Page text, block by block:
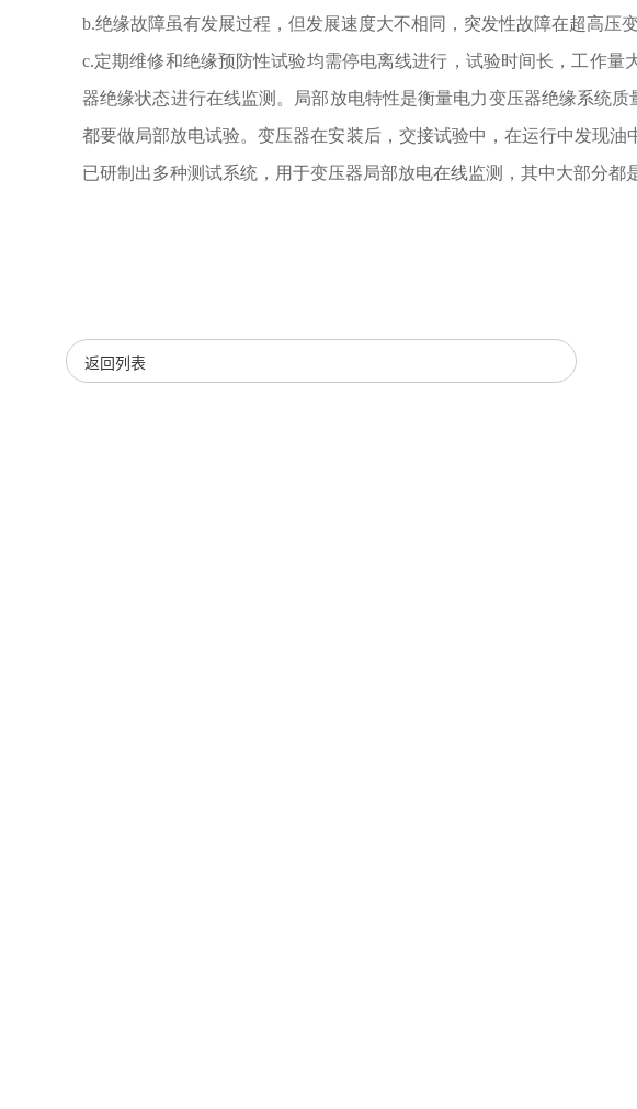
b.绝缘故障虽有发展过程，但发展速度大不相同，突发性故障在超高压
c.定期维修和绝缘预防性试验均需停电离线进行，试验时间长，工作
器绝缘状态进行在线监测。 局部放电特性是衡量电力变压器绝缘系统
都要做局部放电试验。变压器在安装后，交接试验中，在运行中发现
已研制出多种测试系统，用于变压器局部放电在线监测，其中大部分都
返回列表